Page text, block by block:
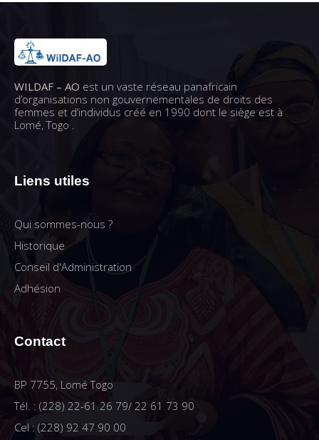
WILDAF – AO est un vaste réseau panafricain
d’organisations non gouvernementales de droits des
femmes et d’individus créé en 1990 dont le siège est à
Lomé, Togo .
Liens utiles
Qui sommes-nous ?
Historique
Conseil d'Administration
Adhésion
Contact
BP 7755, Lomé Togo
Tél. : (228) 22-61 26 79/ 22 61 73 90
Cel : (228) 92 47 90 00